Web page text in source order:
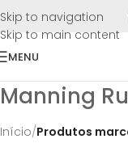
Skip to navigation
Skip to main content
FRETE GRÁTIS
MENU
Manning
Início/Produtos